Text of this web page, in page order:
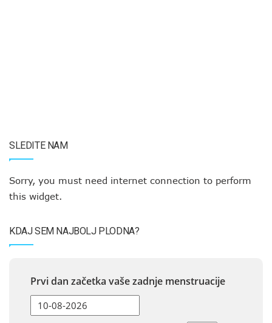
SLEDITE NAM
Sorry, you must need internet connection to perform
this widget.
KDAJ SEM NAJBOLJ PLODNA?
Prvi dan začetka vaše zadnje menstruacije